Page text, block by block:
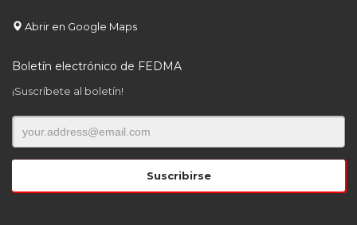
Abrir en Google Maps
Boletín electrónico de FEDMA
¡Suscríbete al boletín!